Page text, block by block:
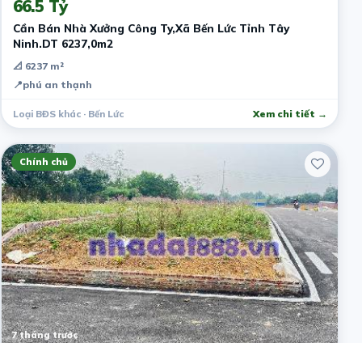
66.5 Tỷ
Cần Bán Nhà Xưởng Công Ty,Xã Bến Lức Tỉnh Tây
Ninh.DT 6237,0m2
📐 6237 m²
📍phú an thạnh
Loại BĐS khác · Bến Lức Xem chi tiết →
Chính chủ
7 tháng trước